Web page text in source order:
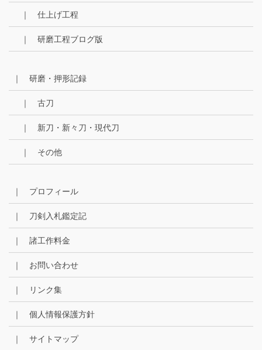
｜ 仕上げ工程
｜ 研磨工程ブログ版
｜ 研磨・押形記録
｜ 古刀
｜ 新刀・新々刀・現代刀
｜ その他
｜ プロフィール
｜ 刀剣入札鑑定記
｜ 諸工作料金
｜ お問い合わせ
｜ リンク集
｜ 個人情報保護方針
｜ サイトマップ